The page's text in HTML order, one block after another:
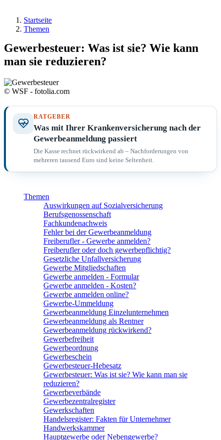
Startseite
Themen
Gewerbesteuer: Was ist sie? Wie kann
man sie reduzieren?
© WSF - fotolia.com
RATGEBER
Was mit Ihrer Krankenversicherung nach der
Gewerbeanmeldung passiert
Die Kasse rechnet rückwirkend ab – Nachforderungen von
mehreren tausend Euro sind keine Seltenheit.
Themen
Auswirkungen auf Sozialversicherung
Berufsgenossenschaft
Fachkundenachweis
Fehler bei der Gewerbeanmeldung
Freiberufler - Gewerbe anmelden?
Freiberufler oder doch gewerbepflichtig?
Gesetzliche Unfallversicherung
Gewerbe Mitgliedschaften
Gewerbe anmelden - Formular
Gewerbe anmelden - Kosten?
Gewerbe anmelden online?
Gewerbe-Ummeldung
Gewerbeanmeldung Einzelunternehmen
Gewerbeanmeldung als Rentner
Gewerbeanmeldung rückwirkend?
Gewerbefreiheit
Gewerbeordnung
Gewerbeschein
Gewerbesteuer-Hebesatz
Gewerbesteuer: Was ist sie? Wie kann man sie
reduzieren?
Gewerbeverbände
Gewerbezentralregister
Gewerkschaften
Handelsregister: Fakten für Unternehmer
Handwerkskammer
Hauptgewerbe oder Nebengewerbe?